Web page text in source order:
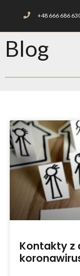
+48 666 686
Blog
Kontakty z